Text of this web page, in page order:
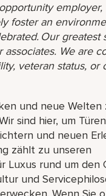
employer,
foster an
Our greatest
We are
veteran status, or
und neue Welten
sind hier, um
und neuen
zählt zu unseren
Luxus rund um den
und